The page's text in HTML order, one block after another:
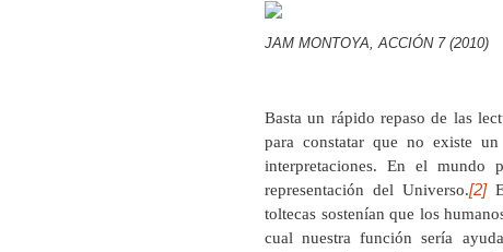
JAM MONTOYA, ACCIÓN 7 (2010)
Basta un rápido repaso de las
para constatar que no existe
interpretaciones. En el mundo
representación del Universo.[2]
toltecas sostenían que los
cual nuestra función sería